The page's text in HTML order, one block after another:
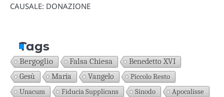
CAUSALE: DONAZIONE
Tags
Bergoglio Falsa Chiesa Benedetto XVI
Gesù Maria Vangelo
Piccolo Resto
Unacum
Fiducia Supplicans Sinodo
Apocalisse